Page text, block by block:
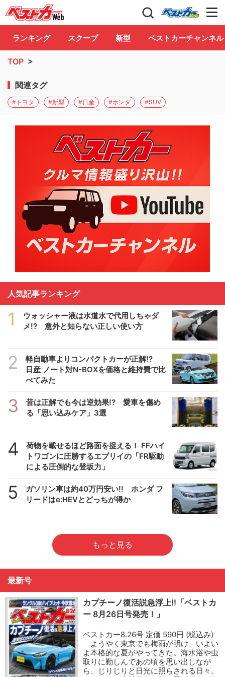
自動車情報誌「ベストカー」 Club
ランキング スクープ 新型 ベストカーチャンネル
TOP >
関連タグ
#トヨタ #新型 #日産 #ホンダ #SUV
人気記事ランキング
1
ウォッシャー液は水道水で代用しちゃダ
メ!? 意外と知らない正しい使い方
2
軽自動車よりコンパクトカーが正解!?
日産 ノート対N-BOXを価格と維持費で比
べてみた
3
昔は正解でも今は逆効果!? 愛車を傷め
る「思い込みケア」3選
4
荷物を載せるほど路面を捉える！ FFハイ
トワゴンに圧勝するエブリイの「FR駆動
による圧倒的な登坂力」
5
ガソリン車は約40万円安い!! ホンダ フ
リードはe:HEVとどっちが得か
もっと見る
最新号
カプチーノ復活説急浮上!!「ベストカ
ー 8月26日号発売！」
ベストカー8.26号 定価 590円 (税込み)
ようやく東京でも梅雨が明け、いよい
よ本格的な夏がやってきた。海水浴や虫
取りに勤しんであの頃を思い出しなが
ら、じりじりと日光に照らされる日々。